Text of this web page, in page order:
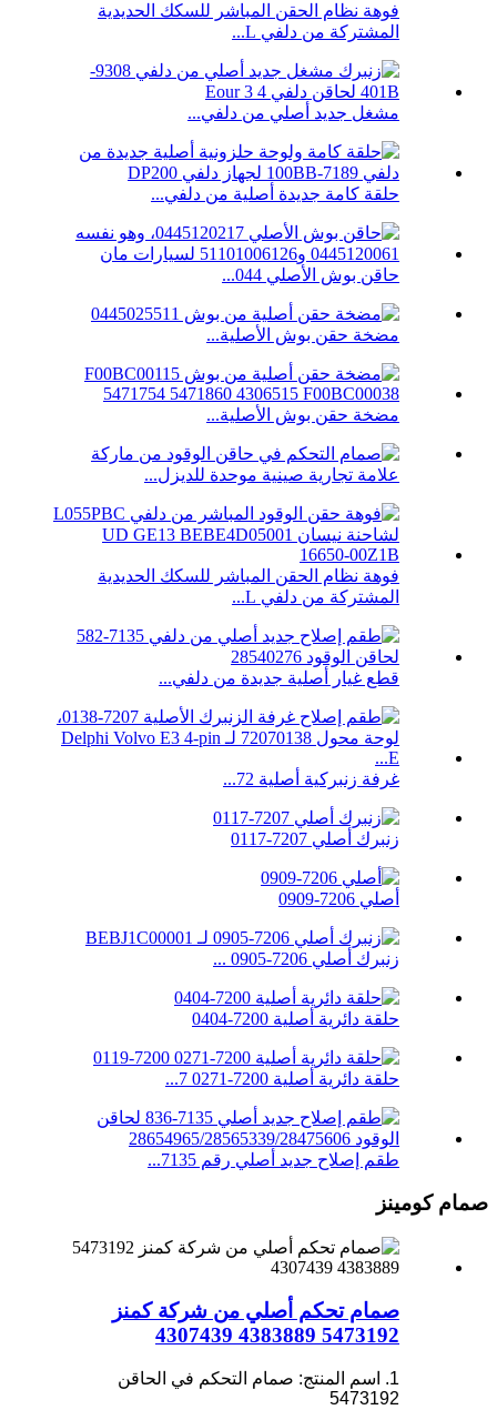
فوهة نظام الحقن المباشر للسكك الحديدية
المشتركة من دلفي L...
مشغل جديد أصلي من دلفي...
حلقة كامة جديدة أصلية من دلفي...
حاقن بوش الأصلي 044...
مضخة حقن بوش الأصلية...
مضخة حقن بوش الأصلية...
علامة تجارية صينية موحدة للديزل...
فوهة نظام الحقن المباشر للسكك الحديدية
المشتركة من دلفي L...
قطع غيار أصلية جديدة من دلفي...
غرفة زنبركية أصلية 72...
زنبرك أصلي 7207-0117
أصلي 7206-0909
زنبرك أصلي 7206-0905 ...
حلقة دائرية أصلية 7200-0404
حلقة دائرية أصلية 7200-0271 7...
طقم إصلاح جديد أصلي رقم 7135...
صمام كومينز
صمام تحكم أصلي من شركة كمنز
5473192 4383889 4307439
1. اسم المنتج: صمام التحكم في الحاقن
5473192